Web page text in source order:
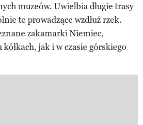
muzeów. Uwielbia długie trasy
te prowadzące wzdłuż rzek.
zakamarki Niemiec,
jak i w czasie górskiego